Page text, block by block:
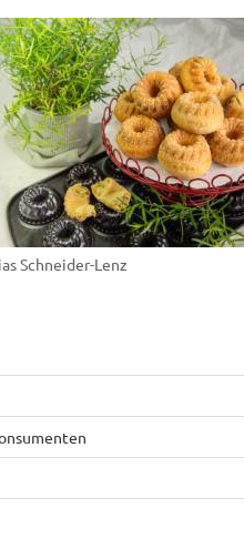
Schneider-Lenz